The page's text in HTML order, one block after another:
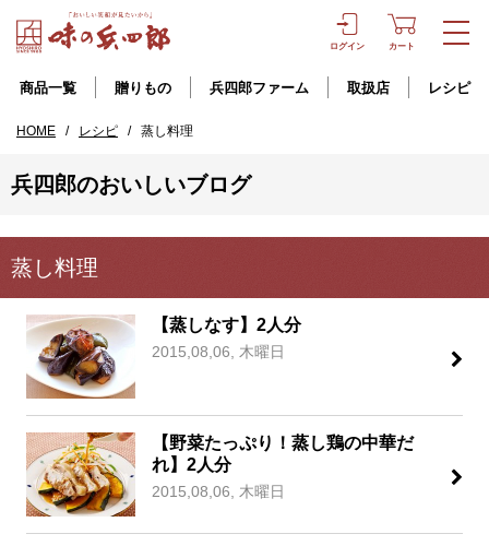
ログイン カート
商品一覧 贈りもの 兵四郎ファーム 取扱店 レシピ
HOME / レシピ / 蒸し料理
兵四郎のおいしいブログ
蒸し料理
【蒸しなす】2人分
2015,08,06, 木曜日
【野菜たっぷり！蒸し鶏の中華だ
れ】2人分
2015,08,06, 木曜日